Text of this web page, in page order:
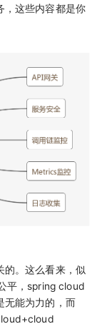
，这些内容都是你
的。这么看来，似
平，spring cloud
无能为力的，而